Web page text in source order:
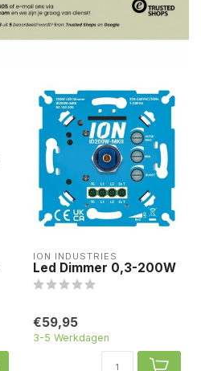
ION INDUSTRIES
Led Dimmer 0,3-200W
€59,95
3-5 Werkdagen